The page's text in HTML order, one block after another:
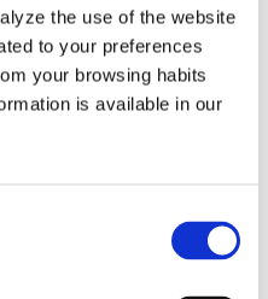
the use of the website
to your preferences
your browsing habits
is available in our
marketing@sibofluidra.nl